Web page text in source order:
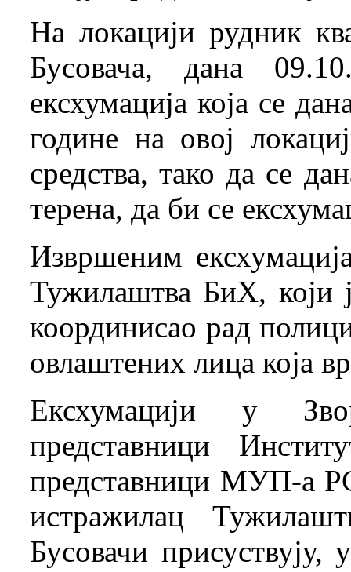
На локацији рудник
Бусовача, дана
ексхумација која се
године на овој
средства, тако да се
терена, да би се
Извршеним
Тужилаштва БиХ, који
координисао рад
овлаштених лица која
Ексхумацији у
представници
представници МУП-а
истражилац
Бусовачи присуствују,